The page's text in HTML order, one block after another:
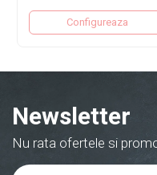
Configureaza
Newsletter
Nu rata ofertele si